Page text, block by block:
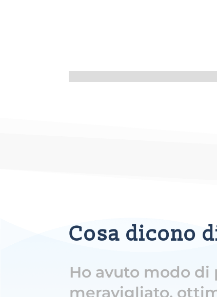
Cosa dicono
Ho avuto modo
meravigliato,